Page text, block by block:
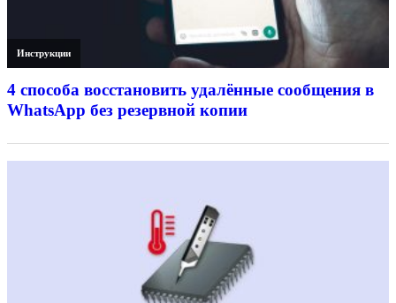
Инструкции
4 способа восстановить удалённые сообщения в
WhatsApp без резервной копии